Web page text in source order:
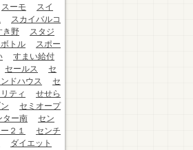
スーモ
スイ
スカイバルコ
き野
スタジ
トル
スポー
すまい給付
セールス
セ
ドハウス
セ
ティ
せせら
セミオープ
ター南
セン
２１
センチ
ダイエット